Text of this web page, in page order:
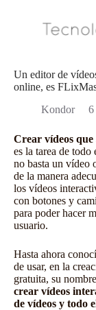
Un editor de
online, es
Kondor
6
Crear vídeos que
es la tarea de
no basta un vídeo
de la manera
los vídeos
con botones y
para poder hacer
usuario.
Hasta ahora
de usar, en la
gratuita, su
crear vídeos
de vídeos y todo